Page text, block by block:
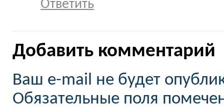
Ответить
Добавить комментарий
Ваш e-mail не будет
Обязательные поля